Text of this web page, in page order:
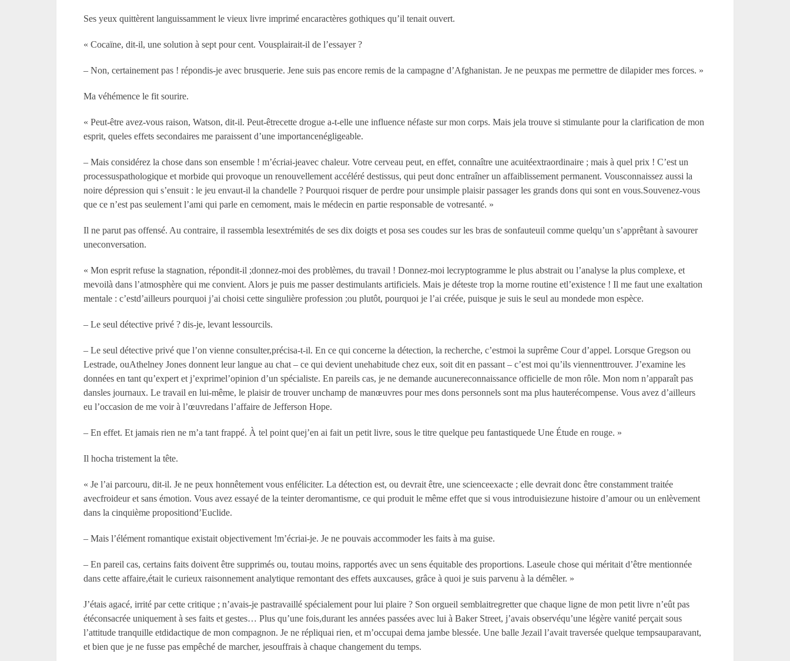
Ses yeux quittèrent languissamment le vieux livre imprimé encaractères gothiques qu’il tenait ouvert.
« Cocaïne, dit-il, une solution à sept pour cent. Vousplairait-il de l’essayer ?
– Non, certainement pas ! répondis-je avec brusquerie. Jene suis pas encore remis de la campagne d’Afghanistan. Je ne peuxpas me permettre de dilapider mes forces. »
Ma véhémence le fit sourire.
« Peut-être avez-vous raison, Watson, dit-il. Peut-êtrecette drogue a-t-elle une influence néfaste sur mon corps. Mais jela trouve si stimulante pour la clarification de mon
esprit, queles effets secondaires me paraissent d’une importancenégligeable.
– Mais considérez la chose dans son ensemble ! m’écriai-jeavec chaleur. Votre cerveau peut, en effet, connaître une acuitéextraordinaire ; mais à quel prix ! C’est un
processuspathologique et morbide qui provoque un renouvellement accéléré destissus, qui peut donc entraîner un affaiblissement permanent. Vousconnaissez aussi la
noire dépression qui s’ensuit : le jeu envaut-il la chandelle ? Pourquoi risquer de perdre pour unsimple plaisir passager les grands dons qui sont en vous.Souvenez-vous
que ce n’est pas seulement l’ami qui parle en cemoment, mais le médecin en partie responsable de votresanté. »
Il ne parut pas offensé. Au contraire, il rassembla lesextrémités de ses dix doigts et posa ses coudes sur les bras de sonfauteuil comme quelqu’un s’apprêtant à savourer
uneconversation.
« Mon esprit refuse la stagnation, répondit-il ;donnez-moi des problèmes, du travail ! Donnez-moi lecryptogramme le plus abstrait ou l’analyse la plus complexe, et
mevoilà dans l’atmosphère qui me convient. Alors je puis me passer destimulants artificiels. Mais je déteste trop la morne routine etl’existence ! Il me faut une exaltation
mentale : c’estd’ailleurs pourquoi j’ai choisi cette singulière profession ;ou plutôt, pourquoi je l’ai créée, puisque je suis le seul au mondede mon espèce.
– Le seul détective privé ? dis-je, levant lessourcils.
– Le seul détective privé que l’on vienne consulter,précisa-t-il. En ce qui concerne la détection, la recherche, c’estmoi la suprême Cour d’appel. Lorsque Gregson ou
Lestrade, ouAthelney Jones donnent leur langue au chat – ce qui devient unehabitude chez eux, soit dit en passant – c’est moi qu’ils viennenttrouver. J’examine les
données en tant qu’expert et j’exprimel’opinion d’un spécialiste. En pareils cas, je ne demande aucunereconnaissance officielle de mon rôle. Mon nom n’apparaît pas
dansles journaux. Le travail en lui-même, le plaisir de trouver unchamp de manœuvres pour mes dons personnels sont ma plus hauterécompense. Vous avez d’ailleurs
eu l’occasion de me voir à l’œuvredans l’affaire de Jefferson Hope.
– En effet. Et jamais rien ne m’a tant frappé. À tel point quej’en ai fait un petit livre, sous le titre quelque peu fantastiquede Une Étude en rouge. »
Il hocha tristement la tête.
« Je l’ai parcouru, dit-il. Je ne peux honnêtement vous enféliciter. La détection est, ou devrait être, une scienceexacte ; elle devrait donc être constamment traitée
avecfroideur et sans émotion. Vous avez essayé de la teinter deromantisme, ce qui produit le même effet que si vous introduisiezune histoire d’amour ou un enlèvement
dans la cinquième propositiond’Euclide.
– Mais l’élément romantique existait objectivement !m’écriai-je. Je ne pouvais accommoder les faits à ma guise.
– En pareil cas, certains faits doivent être supprimés ou, toutau moins, rapportés avec un sens équitable des proportions. Laseule chose qui méritait d’être mentionnée
dans cette affaire,était le curieux raisonnement analytique remontant des effets auxcauses, grâce à quoi je suis parvenu à la démêler. »
J’étais agacé, irrité par cette critique ; n’avais-je pastravaillé spécialement pour lui plaire ? Son orgueil semblaitregretter que chaque ligne de mon petit livre n’eût pas
étéconsacrée uniquement à ses faits et gestes… Plus qu’une fois,durant les années passées avec lui à Baker Street, j’avais observéqu’une légère vanité perçait sous
l’attitude tranquille etdidactique de mon compagnon. Je ne répliquai rien, et m’occupai dema jambe blessée. Une balle Jezail l’avait traversée quelque tempsauparavant,
et bien que je ne fusse pas empêché de marcher, jesouffrais à chaque changement du temps.